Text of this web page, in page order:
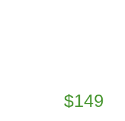
$149